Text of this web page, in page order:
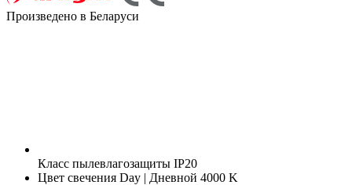
Произведено в Беларуси
Класс пылевлагозащиты IP20
Цвет свечения Day | Дневной 4000 K